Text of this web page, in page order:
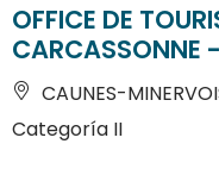
OFFICE DE
CARCASSONNE
CAUNES-
Categoría II